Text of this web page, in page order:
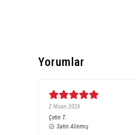
Yorumlar
2 Nisan 2026
Çetin T.
Satın Alınmış